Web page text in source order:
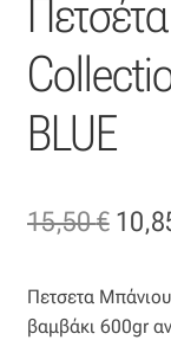
Επιπλόπανο
Ζακάρ
Καραβόπανο
Λονέτα
BLUE
15,50€
was:
Πετσετα
βαμβάκι 600gr